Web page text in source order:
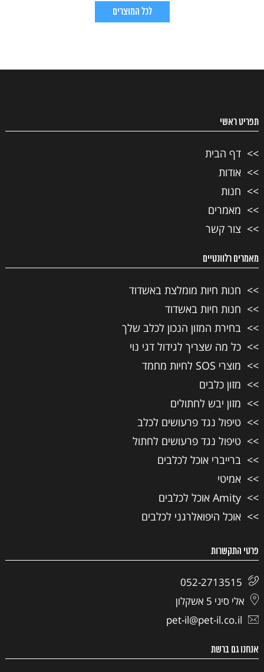
לכל המוצרים
תפריט ראשי
דף הבית
אודות
חנות
מאמרים
צור קשר
מאמרים רלוונטיים
חנות חיות מומלצת באשדוד
חנות חיות באשדוד
בחירת המזון הנכון לכלב שלך
כל מה שצריך לגידול דגי נוי
מוצרי SOS לחיות מחמד
מזון כלבים
מזון יבש לחתולים
טיפול נגד פרעושים לכלב
טיפול נגד פרעושים לחתול
ברייברי אוכל לכלבים
אמיטי
Amity אוכל לכלבים
אוכל היפואלרגני לכלבים
פרטי התקשרות
052-2713515
אלי סיני 5 אשקלון
pet-il@pet-il.co.il
אנחנו גם ברשת